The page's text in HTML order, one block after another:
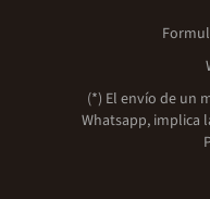
(*) El envío de un
Whatsapp, implica